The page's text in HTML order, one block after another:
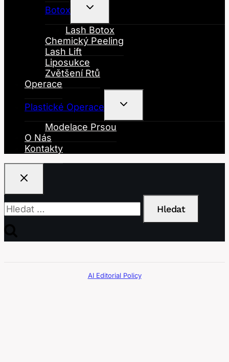
Botox
Toggle
Menu
Lash Botox
Chemický Peeling
Lash Lift
Liposukce
Zvětšení Rtů
Operace
Plastické Operace
Toggle
Menu
Modelace Prsou
O Nás
Kontakty
Vyhledávání
AI Editorial Policy